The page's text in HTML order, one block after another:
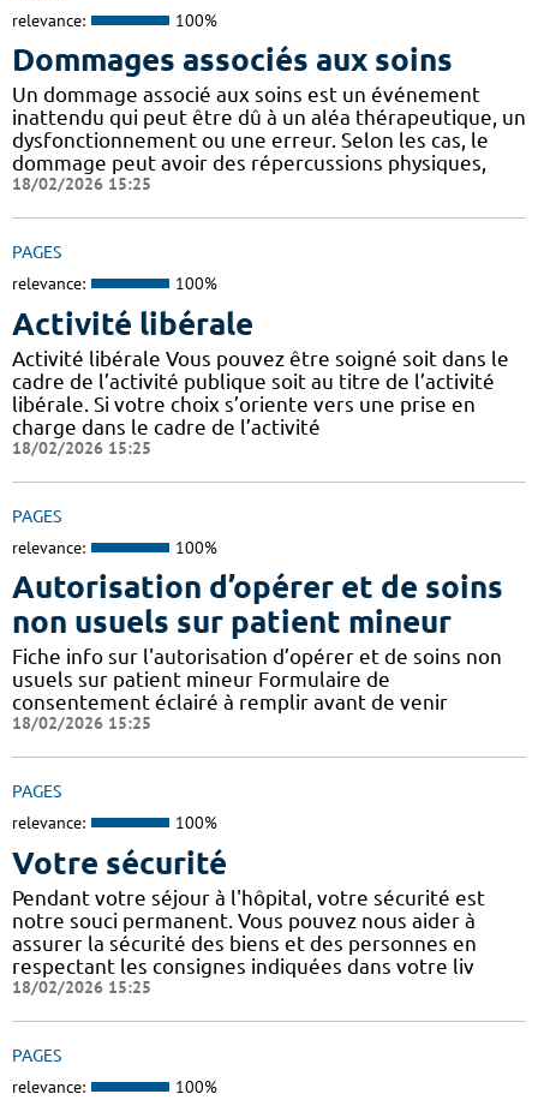
relevance: 100%
Dommages associés aux soins
Un dommage associé aux soins est un événement
inattendu qui peut être dû à un aléa thérapeutique, un
dysfonctionnement ou une erreur. Selon les cas, le
dommage peut avoir des répercussions physiques,
18/02/2026 15:25
PAGES
relevance: 100%
Activité libérale
Activité libérale Vous pouvez être soigné soit dans le
cadre de l’activité publique soit au titre de l’activité
libérale. Si votre choix s’oriente vers une prise en
charge dans le cadre de l’activité
18/02/2026 15:25
PAGES
relevance: 100%
Autorisation d’opérer et de soins
non usuels sur patient mineur
Fiche info sur l'autorisation d’opérer et de soins non
usuels sur patient mineur Formulaire de
consentement éclairé à remplir avant de venir
18/02/2026 15:25
PAGES
relevance: 100%
Votre sécurité
Pendant votre séjour à l'hôpital, votre sécurité est
notre souci permanent. Vous pouvez nous aider à
assurer la sécurité des biens et des personnes en
respectant les consignes indiquées dans votre liv
18/02/2026 15:25
PAGES
relevance: 100%